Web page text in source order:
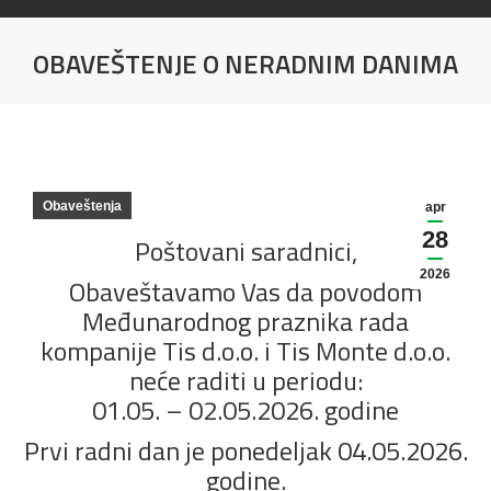
OBAVEŠTENJE O NERADNIM DANIMA
apr
28
2026
Obaveštenja
Poštovani saradnici,
Obaveštavamo Vas da povodom
Međunarodnog praznika rada
kompanije Tis d.o.o. i Tis Monte d.o.o.
neće raditi u periodu:
01.05. – 02.05.2026. godine
Prvi radni dan je ponedeljak 04.05.2026.
godine.